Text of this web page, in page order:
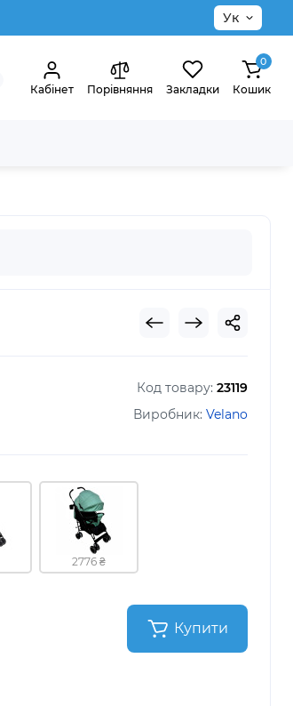
Ук
Кабінет Порівняння Закладки
0
Кошик
Код товару: 23119
Виробник: Velano
2776 ₴
Купити